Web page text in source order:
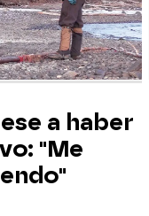
a haber
"Me